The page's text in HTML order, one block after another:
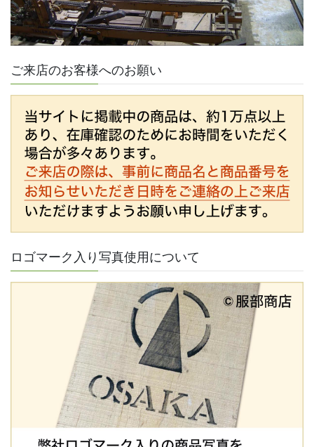
ご来店のお客様へのお願い
ロゴマーク入り写真使用について